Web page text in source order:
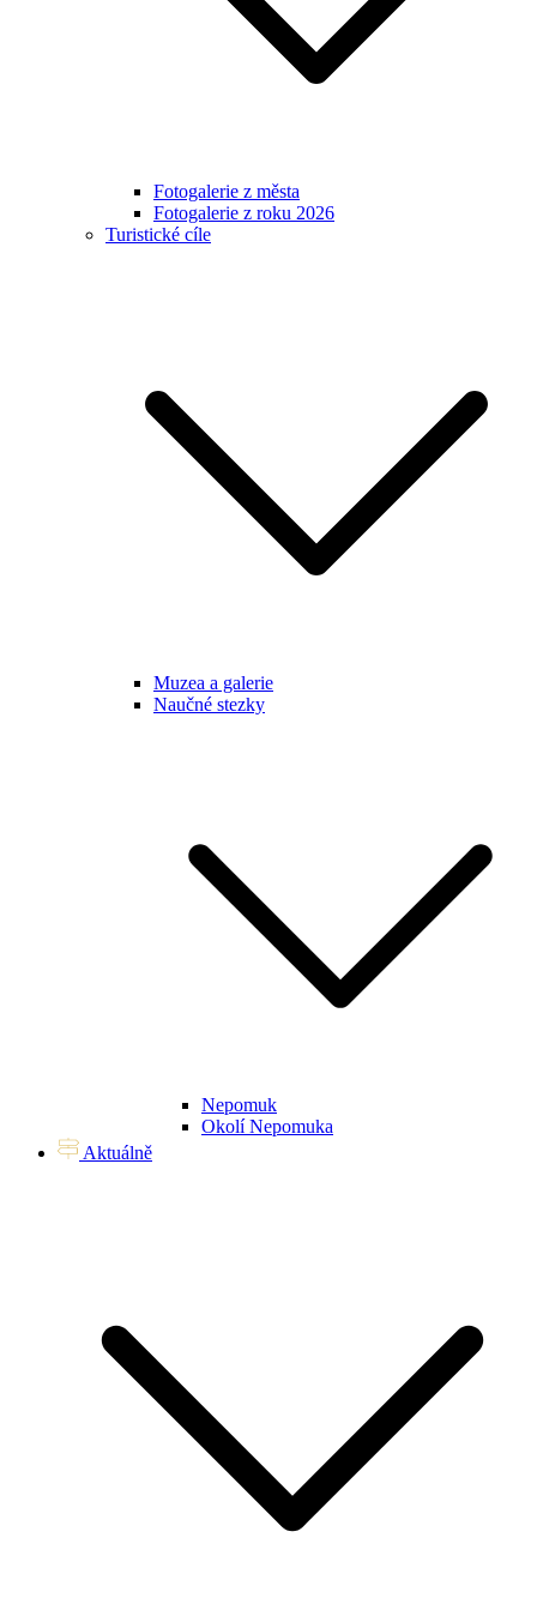
Fotogalerie z města
Fotogalerie z roku 2026
Turistické cíle
Muzea a galerie
Naučné stezky
Nepomuk
Okolí Nepomuka
Aktuálně